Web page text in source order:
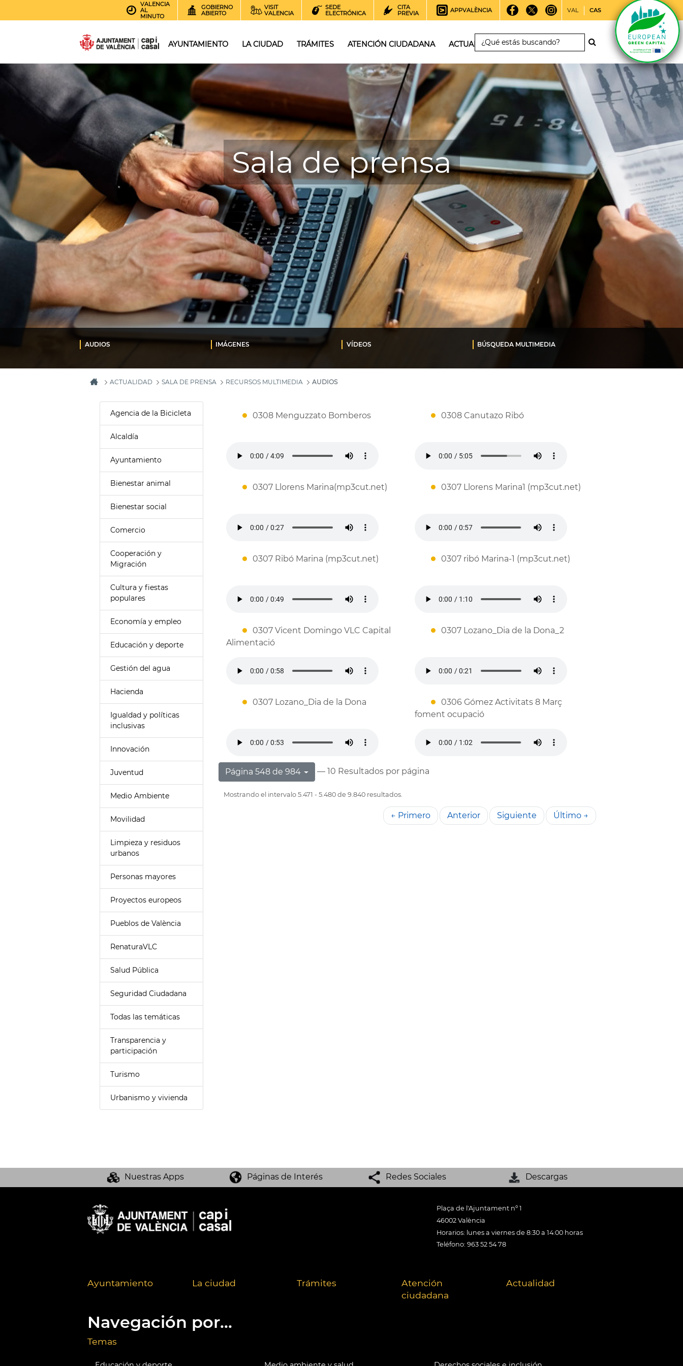
VALENCIA
AL
MINUTO
GOBIERNO
ABIERTO
VISIT
VALENCIA
SEDE
ELECTRÓNICA
CITA
PREVIA
APPVALÈNCIA VAL CAS
AYUNTAMIENTO LA CIUDAD TRÁMITES ATENCIÓN CIUDADANA ACTUALIDAD
Sala de prensa
AUDIOS IMÁGENES VÍDEOS BÚSQUEDA MULTIMEDIA
ACTUALIDAD SALA DE PRENSA RECURSOS MULTIMEDIA AUDIOS
Agencia de la Bicicleta
Alcaldía
Ayuntamiento
Bienestar animal
Bienestar social
Comercio
Cooperación y
Migración
Cultura y fiestas
populares
Economía y empleo
Educación y deporte
Gestión del agua
Hacienda
Igualdad y políticas
inclusivas
Innovación
Juventud
Medio Ambiente
Movilidad
Limpieza y residuos
urbanos
Personas mayores
Proyectos europeos
Pueblos de València
RenaturaVLC
Salud Pública
Seguridad Ciudadana
Todas las temáticas
Transparencia y
participación
Turismo
Urbanismo y vivienda
0308 Menguzzato Bomberos 0308 Canutazo Ribó
0307 Llorens Marina(mp3cut.net) 0307 Llorens Marina1 (mp3cut.net)
0307 Ribó Marina (mp3cut.net) 0307 ribó Marina-1 (mp3cut.net)
0307 Vicent Domingo VLC Capital
Alimentació
0307 Lozano_Dia de la Dona_2
0307 Lozano_Dia de la Dona
0306 Gómez Activitats 8 Març
foment ocupació
Página 548 de 984 — 10 Resultados por página
Mostrando el intervalo 5.471 - 5.480 de 9.840 resultados.
← Primero Anterior Siguiente Último →
Nuestras Apps Páginas de Interés Redes Sociales Descargas
Plaça de l'Ajuntament nº 1
46002 València
Horarios: lunes a viernes de 8:30 a 14:00 horas
Teléfono: 963 52 54 78
Ayuntamiento La ciudad Trámites
Atención
ciudadana
Actualidad
Navegación por...
Temas